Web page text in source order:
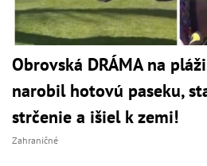
Obrovská DRÁMA na
narobil hotovú paseku,
strčenie a išiel k zemi!
Zahraničné